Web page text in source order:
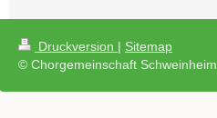
Druckversion | Sitemap
© Chorgemeinschaft Schweinheim